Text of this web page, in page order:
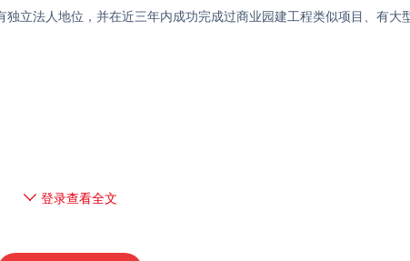
立法人地位，并在近三年内成功完成过商业园建工程类似项目、有大
登录查看全文